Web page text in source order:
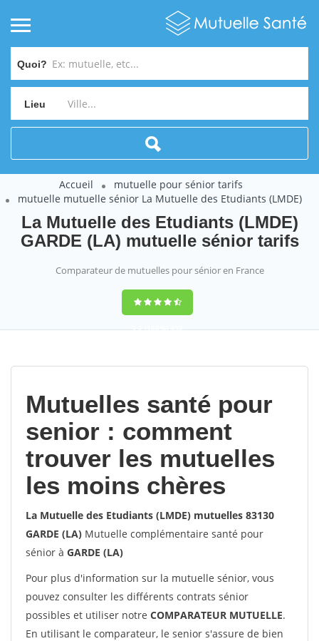
Quoi?
Lieu
Accueil
mutuelle pour sénior tarifs
mutuelle mutuelle sénior La Mutuelle des Etudiants (LMDE)
La Mutuelle des Etudiants (LMDE)
GARDE (LA) mutuelle sénior tarifs
Comparateur de mutuelles pour sénior en France
9,2(100%)452
Mutuelles santé pour
senior : comment
trouver les mutuelles
les moins chères
La Mutuelle des Etudiants (LMDE) mutuelles 83130
GARDE (LA) Mutuelle complémentaire santé pour
sénior à GARDE (LA)
Pour plus d'information sur la mutuelle sénior, vous
pouvez consulter les différents contrats sénior
possibles et utiliser notre COMPARATEUR MUTUELLE.
En utilisant le comparateur, le senior s'assure de bien